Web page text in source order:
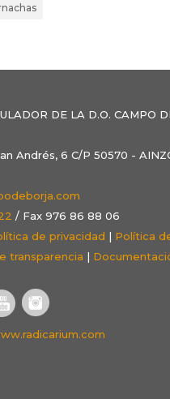
DE LA D.O. CAMPO
Andrés, 6 C/P 50570 -
/ Fax 976 86 88 06
de privacidad | Política
transparencia |